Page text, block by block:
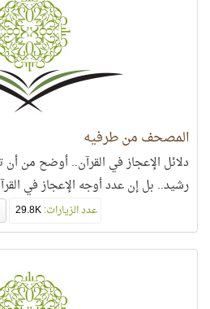
المصحف من طرفيه
دلائل الإعجاز في القرآن.. أوضح من
رشيد.. بل إن عدد أوجه الإعجاز في
عدد الزيارات:29.8K